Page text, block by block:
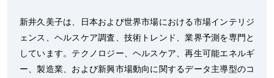
新井久美子は、日本および世界市場における市場インテリジ
ェンス、ヘルスケア調査、技術トレンド、業界予測を専門と
しています。テクノロジー、ヘルスケア、再生可能エネルギ
ー、製造業、および新興市場動向に関するデータ主導型のコ